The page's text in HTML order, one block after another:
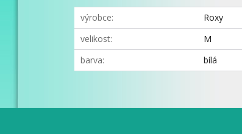
výrobce
Roxy
velikost
M
barva
bílá